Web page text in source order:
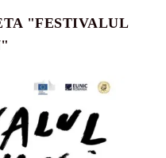
"FESTIVALUL